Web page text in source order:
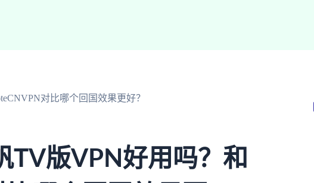
对比哪个回国效果更好？
TV版VPN好用吗？和